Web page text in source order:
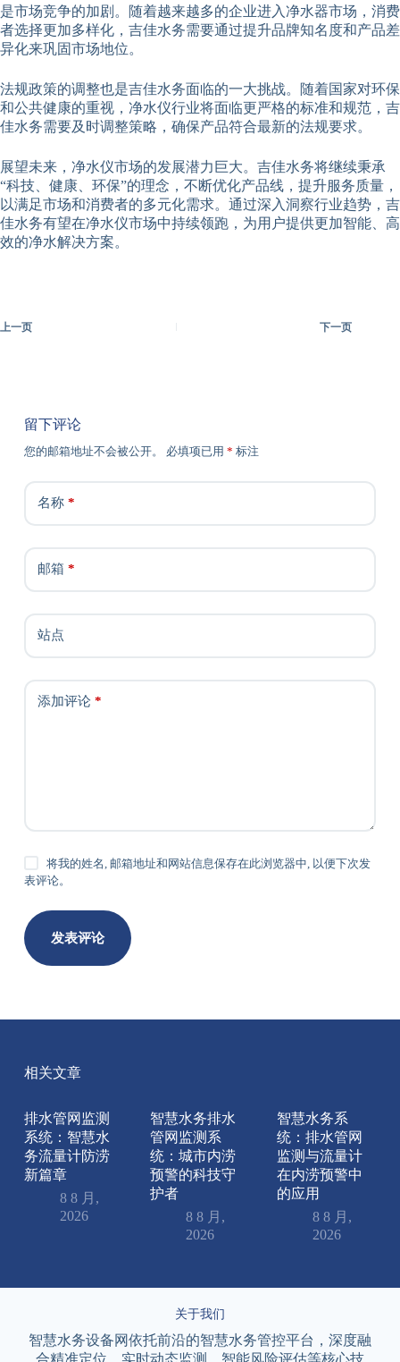
是市场竞争的加剧。随着越来越多的企业进入净水器市场，消费
者选择更加多样化，吉佳水务需要通过提升品牌知名度和产品差
异化来巩固市场地位。
法规政策的调整也是吉佳水务面临的一大挑战。随着国家对环保
和公共健康的重视，净水仪行业将面临更严格的标准和规范，吉
佳水务需要及时调整策略，确保产品符合最新的法规要求。
展望未来，净水仪市场的发展潜力巨大。吉佳水务将继续秉承
“科技、健康、环保”的理念，不断优化产品线，提升服务质量，
以满足市场和消费者的多元化需求。通过深入洞察行业趋势，吉
佳水务有望在净水仪市场中持续领跑，为用户提供更加智能、高
效的净水解决方案。
上一页 下一页
留下评论
您的邮箱地址不会被公开。 必填项已用 * 标注
名称*
邮箱 *
站点
添加评论*
将我的姓名, 邮箱地址和网站信息保存在此浏览器中, 以便下次发
表评论。
发表评论
相关文章
排水管网监测
系统：智慧水
务流量计防涝
新篇章
8 8 月,
2026
智慧水务排水
管网监测系
统：城市内涝
预警的科技守
护者
8 8 月,
2026
智慧水务系
统：排水管网
监测与流量计
在内涝预警中
的应用
8 8 月,
2026
关于我们
智慧水务设备网依托前沿的智慧水务管控平台，深度融
合精准定位、实时动态监测、智能风险评估等核心技